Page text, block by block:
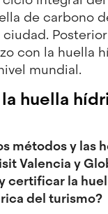
de carbono
con la huella
mundial.
huella
métodos y las
Valencia y
certificar la
del turismo?